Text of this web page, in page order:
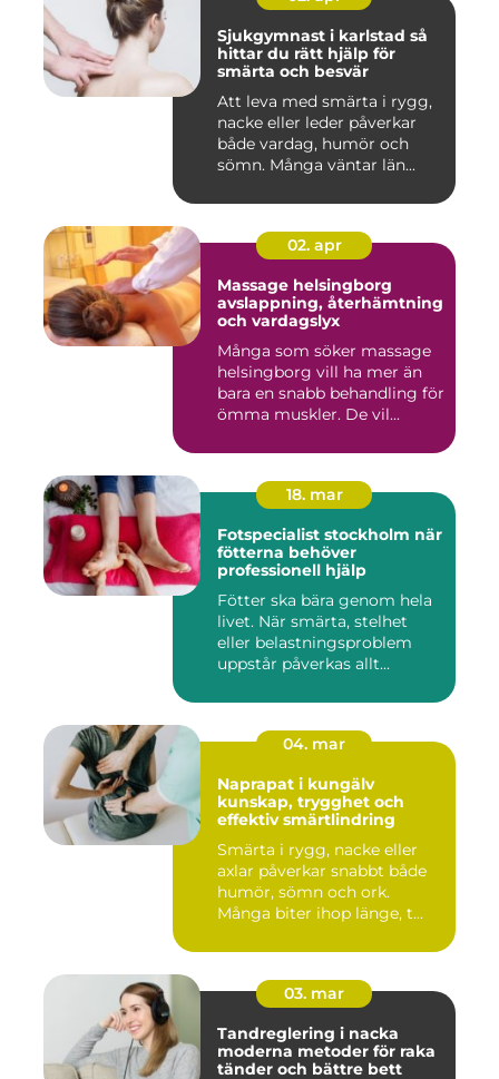
Sjukgymnast i karlstad så
hittar du rätt hjälp för
smärta och besvär
Att leva med smärta i rygg,
nacke eller leder påverkar
både vardag, humör och
sömn. Många väntar län...
02. apr
Massage helsingborg
avslappning, återhämtning
och vardagslyx
Många som söker massage
helsingborg vill ha mer än
bara en snabb behandling för
ömma muskler. De vil...
18. mar
Fotspecialist stockholm när
fötterna behöver
professionell hjälp
Fötter ska bära genom hela
livet. När smärta, stelhet
eller belastningsproblem
uppstår påverkas allt...
04. mar
Naprapat i kungälv
kunskap, trygghet och
effektiv smärtlindring
Smärta i rygg, nacke eller
axlar påverkar snabbt både
humör, sömn och ork.
Många biter ihop länge, t...
03. mar
Tandreglering i nacka
moderna metoder för raka
tänder och bättre bett